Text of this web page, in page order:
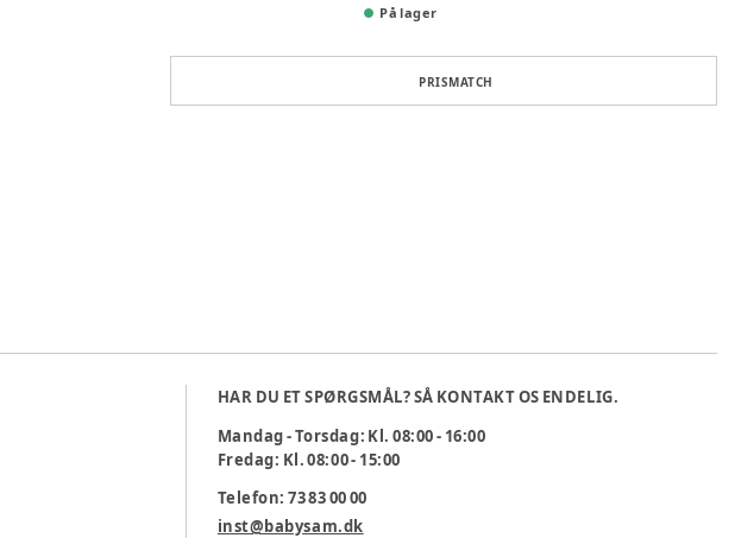
På lager
PRISMATCH
HAR DU ET SPØRGSMÅL? SÅ KONTAKT OS ENDELIG.
Mandag - Torsdag: Kl. 08:00 - 16:00
Fredag: Kl. 08:00 - 15:00
Telefon: 73 83 00 00
inst@babysam.dk